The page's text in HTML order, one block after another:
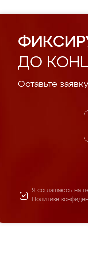
ДО
Оставьте
Я соглашаюсь на
Политике